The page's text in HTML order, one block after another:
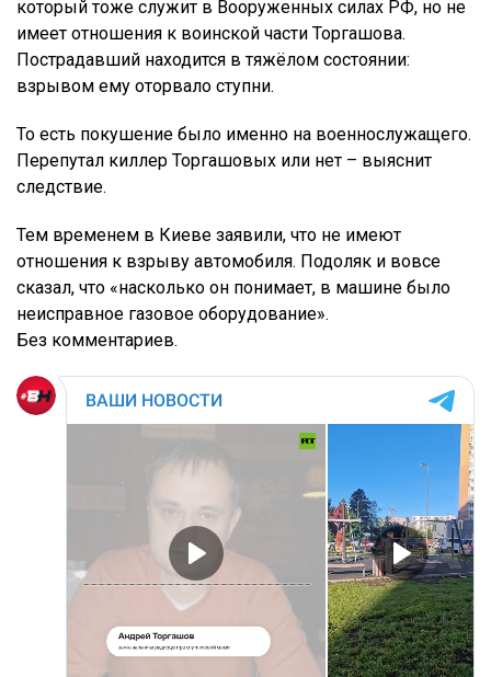
который тоже служит в Вооруженных силах РФ, но не
имеет отношения к воинской части Торгашова.
Пострадавший находится в тяжёлом состоянии:
взрывом ему оторвало ступни.
То есть покушение было именно на военнослужащего.
Перепутал киллер Торгашовых или нет – выяснит
следствие.
Тем временем в Киеве заявили, что не имеют
отношения к взрыву автомобиля. Подоляк и вовсе
сказал, что «насколько он понимает, в машине было
неисправное газовое оборудование».
Без комментариев.